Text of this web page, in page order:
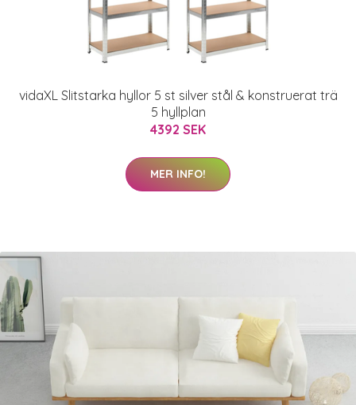
vidaXL Slitstarka hyllor 5 st silver stål & konstruerat trä
5 hyllplan
4392 SEK
MER INFO!